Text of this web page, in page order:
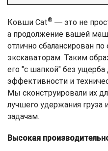
Ковши Cat® ― это не
а продолжение вашей
отлично сбалансирован
экскаваторам. Таким
его "с шапкой" без ущерба
эффективности и
Мы сконструировали их
лучшего удержания
задачам.
Высокая